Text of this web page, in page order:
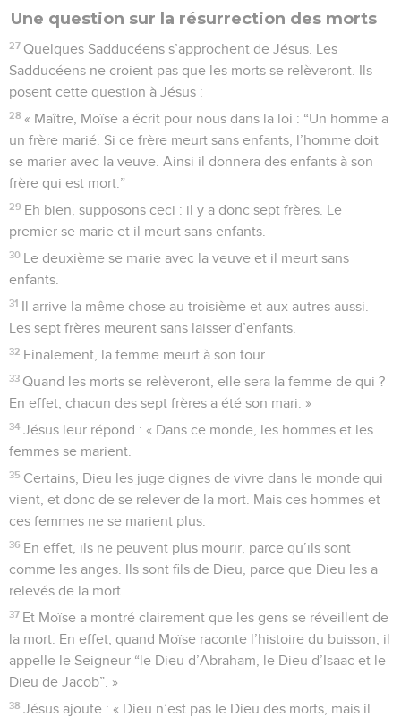
Une question sur la résurrection des morts
27 Quelques Sadducéens s’approchent de Jésus. Les
Sadducéens ne croient pas que les morts se relèveront. Ils
posent cette question à Jésus :
28 « Maître, Moïse a écrit pour nous dans la loi : “Un homme a
un frère marié. Si ce frère meurt sans enfants, l’homme doit
se marier avec la veuve. Ainsi il donnera des enfants à son
frère qui est mort.”
29 Eh bien, supposons ceci : il y a donc sept frères. Le
premier se marie et il meurt sans enfants.
30 Le deuxième se marie avec la veuve et il meurt sans
enfants.
31 Il arrive la même chose au troisième et aux autres aussi.
Les sept frères meurent sans laisser d’enfants.
32 Finalement, la femme meurt à son tour.
33 Quand les morts se relèveront, elle sera la femme de qui ?
En effet, chacun des sept frères a été son mari. »
34 Jésus leur répond : « Dans ce monde, les hommes et les
femmes se marient.
35 Certains, Dieu les juge dignes de vivre dans le monde qui
vient, et donc de se relever de la mort. Mais ces hommes et
ces femmes ne se marient plus.
36 En effet, ils ne peuvent plus mourir, parce qu’ils sont
comme les anges. Ils sont fils de Dieu, parce que Dieu les a
relevés de la mort.
37 Et Moïse a montré clairement que les gens se réveillent de
la mort. En effet, quand Moïse raconte l’histoire du buisson, il
appelle le Seigneur “le Dieu d’Abraham, le Dieu d’Isaac et le
Dieu de Jacob”. »
38 Jésus ajoute : « Dieu n’est pas le Dieu des morts, mais il